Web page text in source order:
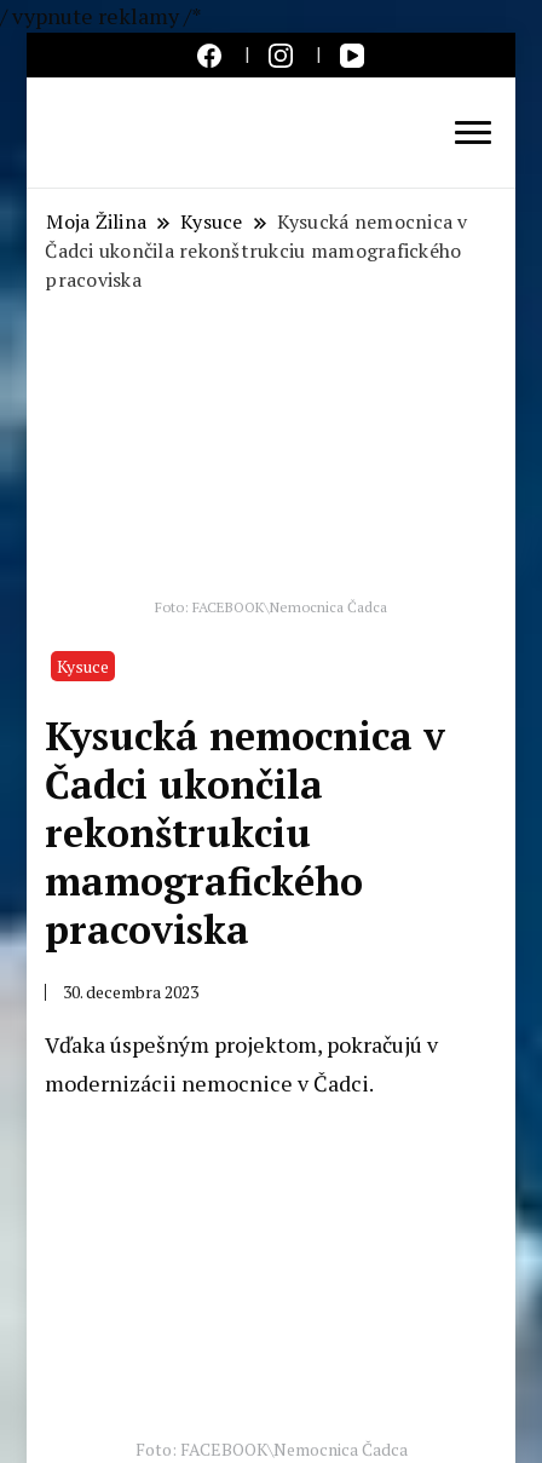
/ vypnute reklamy /*
Slovensko
Moja Žilina Kysuce
Kysucká nemocnica v
Čadci ukončila rekonštrukciu mamografického
pracoviska
Foto: FACEBOOK\Nemocnica Čadca
Kysuce
Kysucká nemocnica v
Čadci ukončila
rekonštrukciu
mamografického
pracoviska
30. decembra 2023
Vďaka úspešným projektom, pokračujú v
modernizácii nemocnice v Čadci.
Foto: FACEBOOK\Nemocnica Čadca